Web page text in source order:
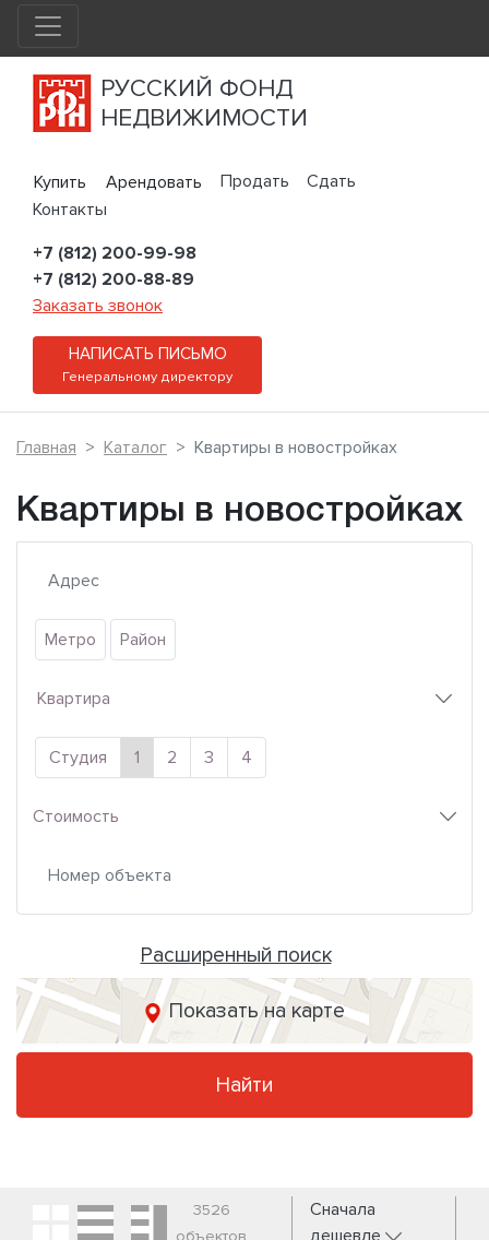
РУССКИЙ ФОНД
НЕДВИЖИМОСТИ
Купить Арендовать Продать
Сдать
Контакты
+7 (812) 200-99-98
+7 (812) 200-88-89
Заказать звонок
НАПИСАТЬ ПИСЬМО
Генеральному директору
Главная Каталог Квартиры в новостройках
Квартиры в новостройках
Метро Район
Квартира
Студия 1 2 3 4
Стоимость
Расширенный поиск
Показать на карте
Найти
3526
Сначала